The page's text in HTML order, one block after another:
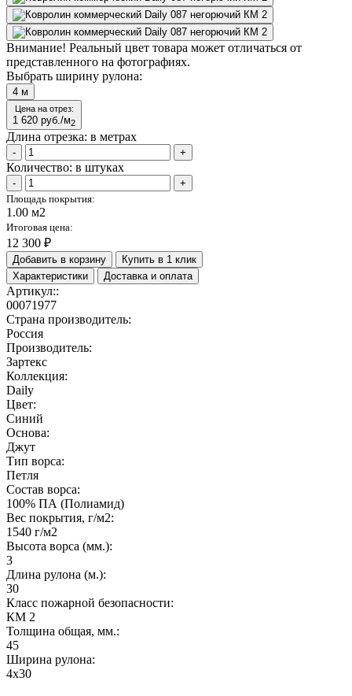
Внимание! Реальный цвет товара может отличаться от
представленного на фотографиях.
Выбрать ширину рулона:
4 м
Цена на отрез:
1 620 руб./м2
Длина отрезка: в метрах
- +
Количество: в штуках
-
+
Площадь покрытия:
1.00 м2
Итоговая цена:
12 300 ₽
Добавить в корзину
Купить в 1 клик
Характеристики
Доставка и оплата
Артикул::
00071977
Страна производитель:
Россия
Производитель:
Зартекс
Коллекция:
Daily
Цвет:
Синий
Основа:
Джут
Тип ворса:
Петля
Состав ворса:
100% ПА (Полиамид)
Вес покрытия, г/м2:
1540 г/м2
Высота ворса (мм.):
3
Длина рулона (м.):
30
Класс пожарной безопасности:
КМ 2
Толщина общая, мм.:
45
Ширина рулона:
4x30